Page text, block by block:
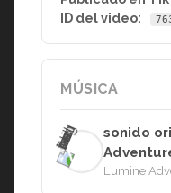
ID del video:
MÚSICA
sonido
Lumine